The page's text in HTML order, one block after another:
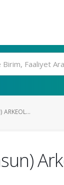
ARKEOL...